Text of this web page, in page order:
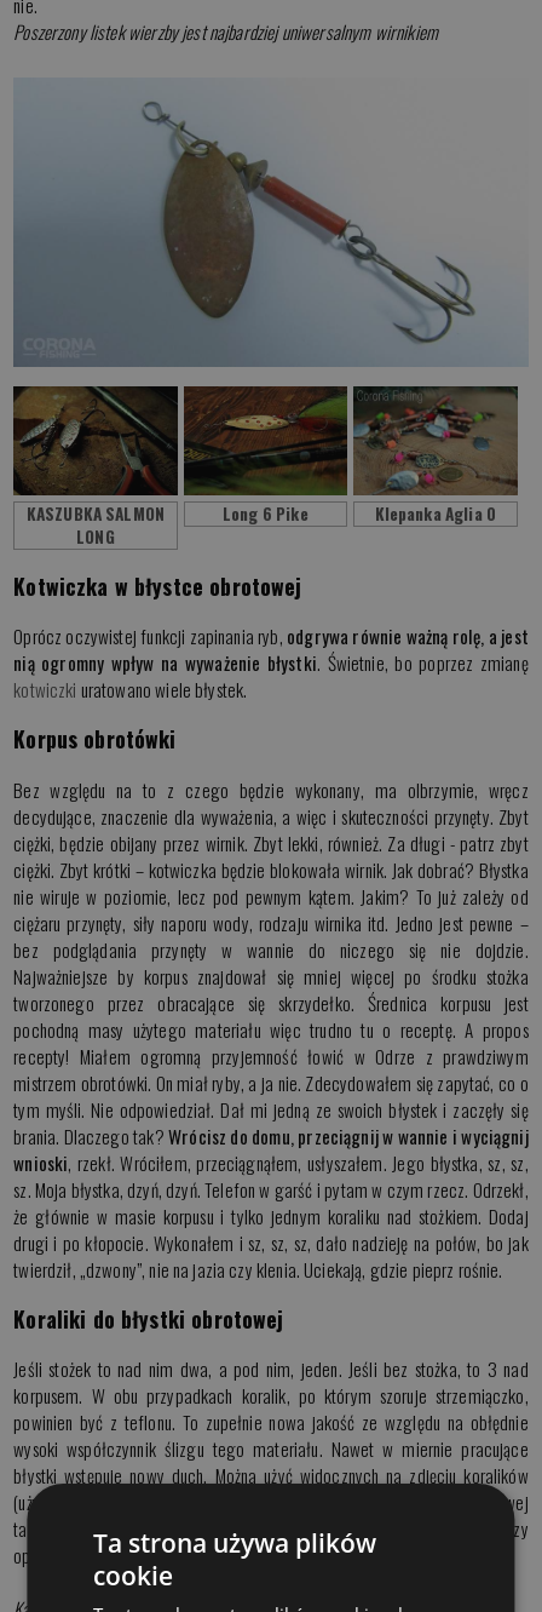
Poszerzony listek wierzby jest najbardziej uniwersalnym wirnikiem
KASZUBKA SALMON
LONG
Long 6 Pike Klepanka Aglia 0
Kotwiczka w błystce obrotowej
Oprócz oczywistej funkcji zapinania ryb, odgrywa równie ważną rolę, a jest
nią ogromny wpływ na wyważenie błystki. Świetnie, bo poprzez zmianę
kotwiczki uratowano wiele błystek.
Korpus obrotówki
Bez względu na to z czego będzie wykonany, ma olbrzymie, wręcz
decydujące, znaczenie dla wyważenia, a więc i skuteczności przynęty. Zbyt
ciężki, będzie obijany przez wirnik. Zbyt lekki, również. Za długi - patrz zbyt
ciężki. Zbyt krótki – kotwiczka będzie blokowała wirnik. Jak dobrać? Błystka
nie wiruje w poziomie, lecz pod pewnym kątem. Jakim? To już zależy od
ciężaru przynęty, siły naporu wody, rodzaju wirnika itd. Jedno jest pewne –
bez podglądania przynęty w wannie do niczego się nie dojdzie.
Najważniejsze by korpus znajdował się mniej więcej po środku stożka
tworzonego przez obracające się skrzydełko. Średnica korpusu jest
pochodną masy użytego materiału więc trudno tu o receptę. A propos
recepty! Miałem ogromną przyjemność łowić w Odrze z prawdziwym
mistrzem obrotówki. On miał ryby, a ja nie. Zdecydowałem się zapytać, co o
tym myśli. Nie odpowiedział. Dał mi jedną ze swoich błystek i zaczęły się
brania. Dlaczego tak?Wrócisz do domu, przeciągnij w wannie i wyciągnij
wnioski, rzekł. Wróciłem, przeciągnąłem, usłyszałem. Jego błystka, sz, sz,
sz. Moja błystka, dzyń, dzyń. Telefon w garść i pytam w czym rzecz. Odrzekł,
że głównie w masie korpusu i tylko jednym koraliku nad stożkiem. Dodaj
drugi i po kłopocie. Wykonałem i sz, sz, sz, dało nadzieję na połów, bo jak
twierdził, „dzwony”, nie na jazia czy klenia. Uciekają, gdzie pieprz rośnie.
Koraliki do błystki obrotowej
Jeśli stożek to nad nim dwa, a pod nim, jeden. Jeśli bez stożka, to 3 nad
korpusem. W obu przypadkach koralik, po którym szoruje strzemiączko,
powinien być z teflonu. To zupełnie nowa jakość ze względu na obłędnie
wysoki współczynnik ślizgu tego materiału. Nawet w miernie pracujące
błystki wstępuje nowy duch. Można użyć widocznych na zdjęciu koralików
(używane w elektronice) lub krążka z otworkiem, wykrojonego z teflonowej
taśmy o grubości od 0,2 do 0,5 mm. Dodatkowo, krążek, stawiając większy
opór wodzie, lekko unosi korpus.
Ta strona używa plików
cookie